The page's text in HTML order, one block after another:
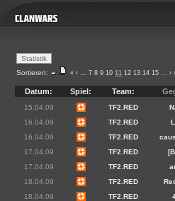
Sortieren: « ‹ ... 7 8 9 10 11 12 13 14 15 ... ›
Datum: Spiel: Team:
15.04.09 TF2.RED
16.04.09
TF2.RED
16.04.09
TF2.RED
17.04.09
TF2.RED
17.04.09
TF2.RED
18.04.09
TF2.RED
18.04.09
TF2.RED